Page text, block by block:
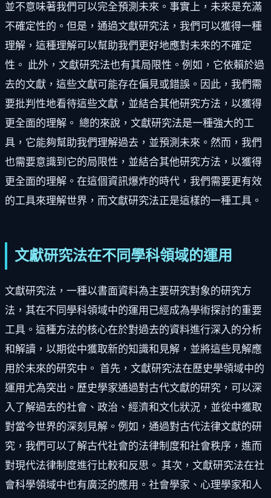
並不意味著我們可以完全預測未來。事實上，未來是充滿
不確定性的。但是，通過文獻研究法，我們可以獲得一種
理解，這種理解可以幫助我們更好地應對未來的不確定
性。 此外，文獻研究法也有其局限性。例如，它依賴於過
去的文獻，這些文獻可能存在偏見或錯誤。因此，我們需
要批判性地看待這些文獻，並結合其他研究方法，以獲得
更全面的理解。 總的來說，文獻研究法是一種強大的工
具，它能夠幫助我們理解過去，並預測未來。然而，我們
也需要意識到它的局限性，並結合其他研究方法，以獲得
更全面的理解。在這個資訊爆炸的時代，我們需要更有效
的工具來理解世界，而文獻研究法正是這樣的一種工具。
文獻研究法在不同學科領域的運用
文獻研究法，一種以書面資料為主要研究對象的研究方
法，其在不同學科領域中的運用已經成為學術探討的重要
工具。這種方法的核心在於對過去的資料進行深入的分析
和解讀，以期從中獲取新的知識和見解，並將這些見解應
用於未來的研究中。 首先，文獻研究法在歷史學領域中的
運用尤為突出。歷史學家通過對古代文獻的研究，可以深
入了解過去的社會、政治、經濟和文化狀況，並從中獲取
對當今世界的深刻見解。例如，通過對古代法律文獻的研
究，我們可以了解古代社會的法律制度和社會秩序，進而
對現代法律制度進行比較和反思。 其次，文獻研究法在社
會科學領域中也有廣泛的應用。社會學家、心理學家和人